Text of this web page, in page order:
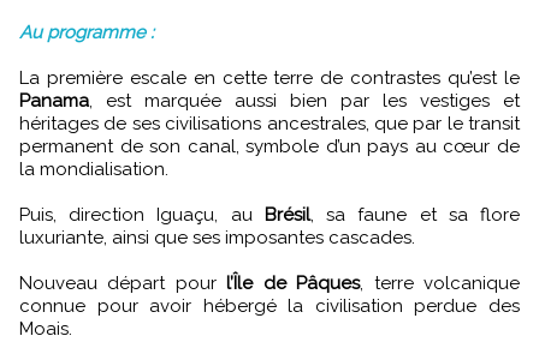
Au programme :
La première escale en cette terre de contrastes qu’est le
Panama, est marquée aussi bien par les vestiges et
héritages de ses civilisations ancestrales, que par le transit
permanent de son canal, symbole d’un pays au cœur de
la mondialisation.
Puis, direction Iguaçu, au Brésil, sa faune et sa flore
luxuriante, ainsi que ses imposantes cascades.
Nouveau départ pourl’Île de Pâques, terre volcanique
connue pour avoir hébergé la civilisation perdue des
Moais.